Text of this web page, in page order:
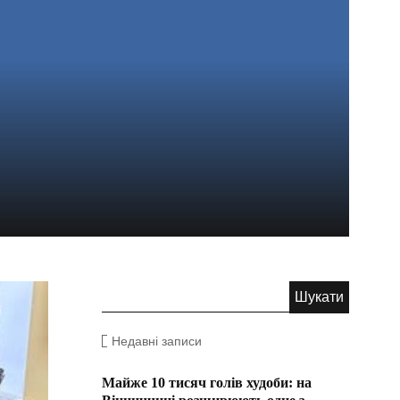
Недавні записи
Майже 10 тисяч голів худоби: на